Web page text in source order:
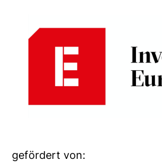
geför­dert von: